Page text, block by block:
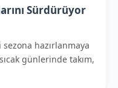
Sürdürüyor
hazırlanmaya
günlerinde takım,